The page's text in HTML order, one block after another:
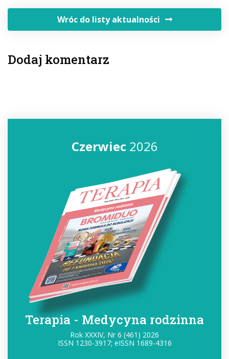
Wróc do listy aktualności
Dodaj komentarz
Czerwiec2026
Terapia - Medycyna rodzinna
Rok XXXIV, Nr 6 (461) 2026
ISSN 1230-3917; eISSN 1689-4316